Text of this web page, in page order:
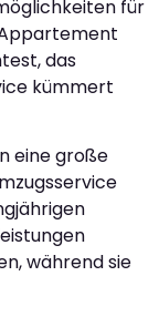
für
Appartement
das
kümmert
eine große
während sie